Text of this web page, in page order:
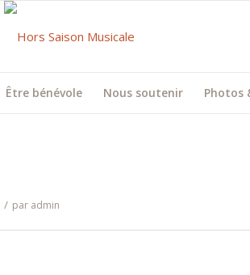
Être bénévole Nous soutenir Photos
/ par admin